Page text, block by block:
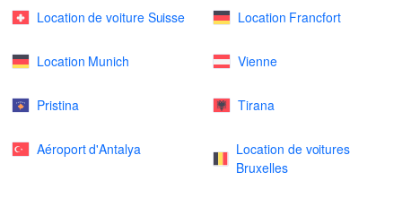
Location de voiture Suisse Location Francfort
Location Munich Vienne
Pristina Tirana
Aéroport d'Antalya
Location de voitures
Bruxelles